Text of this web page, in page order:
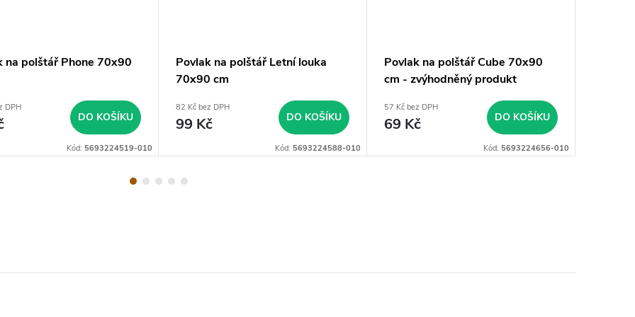
na polštář Phone 70x90
DPH
DO KOŠÍKU
Kód: 5693224519-010
Povlak na polštář Letní louka
70x90 cm
82 Kč bez DPH
99 Kč DO KOŠÍKU
Kód: 5693224588-010
Povlak na polštář Cube 70x90
cm - zvýhodněný produkt
57 Kč bez DPH
69 Kč DO KOŠÍKU
Kód: 5693224656-010